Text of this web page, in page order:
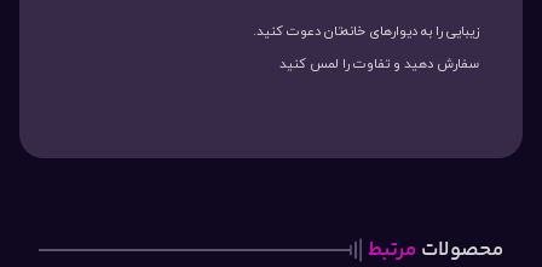
زیبایی را به دیوارهای خانه‌تان دعوت کنید.
سفارش دهید و تفاوت را لمس کنید
محصولات مرتبط